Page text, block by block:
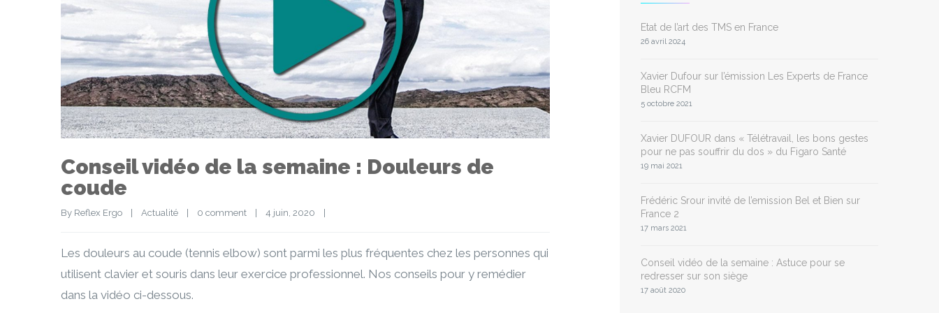
Conseil vidéo de la semaine : Douleurs de
coude
By Reflex Ergo | Actualité | 0 comment | 4 juin, 2020 |
Les douleurs au coude (tennis elbow) sont parmi les plus fréquentes chez les personnes qui
utilisent clavier et souris dans leur exercice professionnel. Nos conseils pour y remédier
dans la vidéo ci-dessous.
Etat de l’art des TMS en France
26 avril 2024
Xavier Dufour sur l’émission Les Experts de France
Bleu RCFM
5 octobre 2021
Xavier DUFOUR dans « Télétravail, les bons gestes
pour ne pas souffrir du dos » du Figaro Santé
19 mai 2021
Frédéric Srour invité de l’emission Bel et Bien sur
France 2
17 mars 2021
Conseil vidéo de la semaine : Astuce pour se
redresser sur son siège
17 août 2020